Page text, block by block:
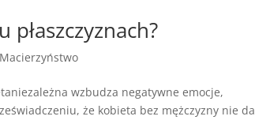
Macierzyństwo
wzbudza negatywne emocje,
że kobieta bez mężczyzny nie da